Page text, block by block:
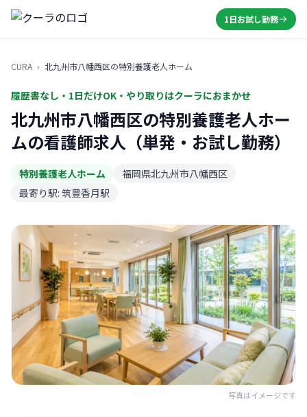
1日お試し勤務
CURA › 北九州市八幡西区の特別養護老人ホーム
履歴書なし・1日だけOK・やり取りはクーラにおまかせ
北九州市八幡西区の特別養護老人ホー
ムの看護師求人（単発・お試し勤務）
特別養護老人ホーム
福岡県北九州市八幡西区
最寄り駅: 筑豊香月駅
写真はイメージです